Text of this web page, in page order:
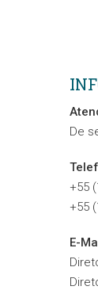
De
+55
+55
E-